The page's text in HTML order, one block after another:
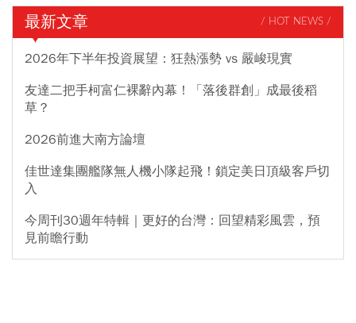
最新文章 / HOT NEWS /
2026年下半年投資展望：狂熱漲勢 vs 嚴峻現實
友達二把手柯富仁裸辭內幕！「落後群創」成最後稻
草？
2026前進大南方論壇
佳世達集團艦隊無人機小隊起飛！鎖定美日頂級客戶切
入
今周刊30週年特輯｜更好的台灣：回望精彩風雲，預
見前瞻行動